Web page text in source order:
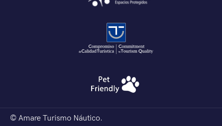
© Amare Turismo Náutico.